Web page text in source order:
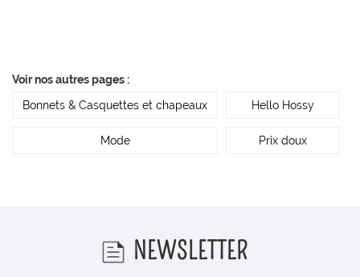
Voir nos autres pages :
Bonnets & Casquettes et chapeaux
Hello Hossy
Mode Prix doux
NEWSLETTER